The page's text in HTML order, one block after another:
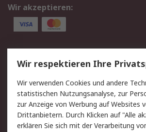
Wir akzeptieren:
Service
Value Added Services
Rücksendungen
Hilfe
Rechtliches
Wir respektieren Ihre
Wir verwenden Cookies und andere
statistischen Nutzungsanalyse, zur
zur Anzeige von Werbung auf Websites
Drittanbietern. Durch Klicken auf "Alle
erklären Sie sich mit der Verarbeitung